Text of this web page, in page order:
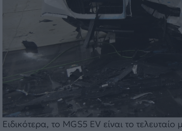
Ειδικότερα, το MGS5 EV είναι το τελευταίο